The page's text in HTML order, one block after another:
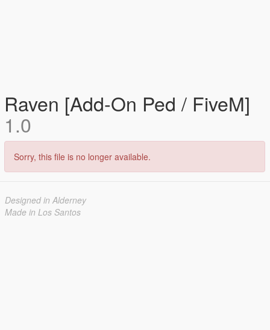
Raven [Add-On Ped / FiveM]
1.0
Sorry, this file is no longer available.
Designed in Alderney
Made in Los Santos